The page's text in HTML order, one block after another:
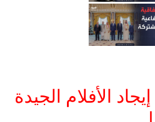
الأفلام الجيدة